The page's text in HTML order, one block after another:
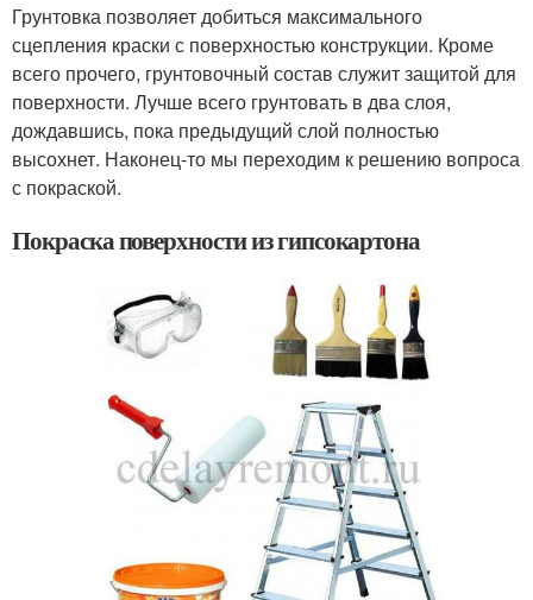
Грунтовка позволяет добиться максимального
сцепления краски с поверхностью конструкции. Кроме
всего прочего, грунтовочный состав служит защитой для
поверхности. Лучше всего грунтовать в два слоя,
дождавшись, пока предыдущий слой полностью
высохнет. Наконец-то мы переходим к решению вопроса
с покраской.
Покраска поверхности из гипсокартона